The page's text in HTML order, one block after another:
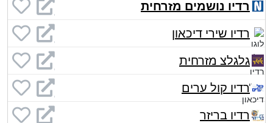
רדיו נושמים מזרחית
רדיו שירי דיכאון
גלגלצ מזרחית
רדיו קול ערים
רדיו בריזר